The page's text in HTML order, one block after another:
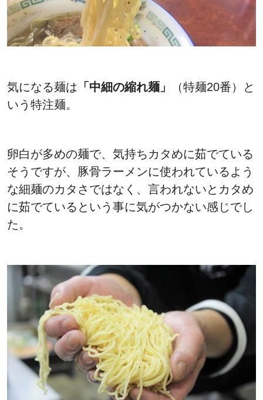
気になる麺は 「中細の縮れ麺」
（特麺20番）と
いう特注麺。
卵白が多めの麺で、気持ちカタめに茹でている
そうですが、豚骨ラーメンに使われているよう
な細麺のカタさではなく、言われないとカタめ
に茹でているという事に気がつかない感じでし
た。